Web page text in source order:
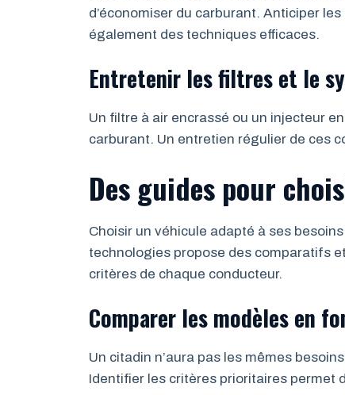
d’économiser du carburant. Anticiper
également des techniques efficaces.
Entretenir les filtres et le
Un filtre à air encrassé ou un injecteur
carburant. Un entretien régulier de ces
Des guides pour
Choisir un véhicule adapté à ses
technologies propose des comparatifs
critères de chaque conducteur.
Comparer les modèles en
Un citadin n’aura pas les mêmes
Identifier les critères prioritaires permet